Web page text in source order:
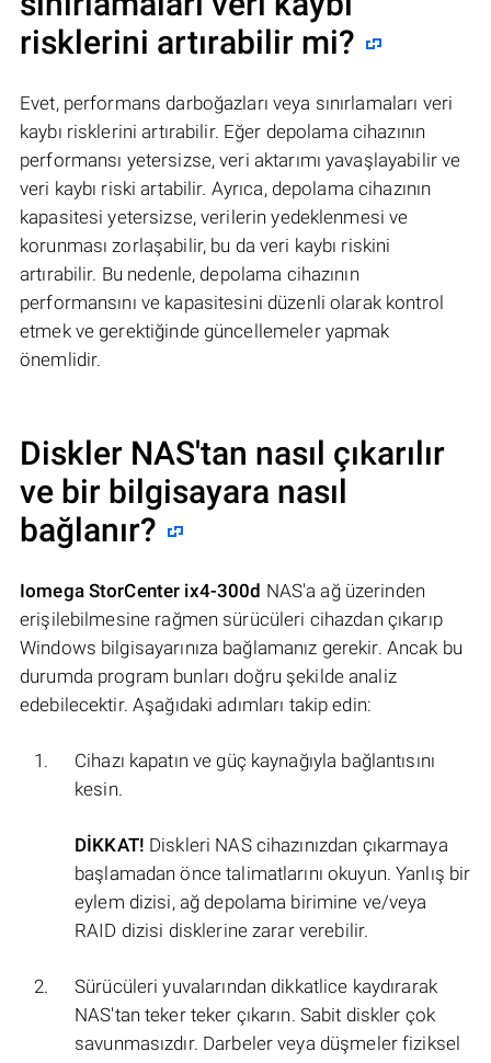
risklerini artırabilir mi?
Evet, performans darboğazları veya sınırlamaları veri
kaybı risklerini artırabilir. Eğer depolama cihazının
performansı yetersizse, veri aktarımı yavaşlayabilir ve
veri kaybı riski artabilir. Ayrıca, depolama cihazının
kapasitesi yetersizse, verilerin yedeklenmesi ve
korunması zorlaşabilir, bu da veri kaybı riskini
artırabilir. Bu nedenle, depolama cihazının
performansını ve kapasitesini düzenli olarak kontrol
etmek ve gerektiğinde güncellemeler yapmak
önemlidir.
Diskler NAS'tan nasıl çıkarılır
ve bir bilgisayara nasıl
bağlanır?
Iomega StorCenter ix4-300d NAS'a ağ üzerinden
erişilebilmesine rağmen sürücüleri cihazdan çıkarıp
Windows bilgisayarınıza bağlamanız gerekir. Ancak bu
durumda program bunları doğru şekilde analiz
edebilecektir. Aşağıdaki adımları takip edin:
Cihazı kapatın ve güç kaynağıyla bağlantısını
kesin.
DİKKAT! Diskleri NAS cihazınızdan çıkarmaya
başlamadan önce talimatlarını okuyun. Yanlış bir
eylem dizisi, ağ depolama birimine ve/veya
RAID dizisi disklerine zarar verebilir.
Sürücüleri yuvalarından dikkatlice kaydırarak
NAS'tan teker teker çıkarın. Sabit diskler çok
savunmasızdır. Darbeler veya düşmeler fiziksel